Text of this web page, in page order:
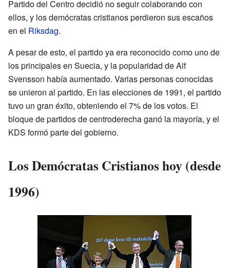
Partido del Centro decidió no seguir colaborando con
ellos, y los demócratas cristianos perdieron sus escaños
en el Riksdag.
A pesar de esto, el partido ya era reconocido como uno de
los principales en Suecia, y la popularidad de Alf
Svensson había aumentado. Varias personas conocidas
se unieron al partido. En las elecciones de 1991, el partido
tuvo un gran éxito, obteniendo el 7% de los votos. El
bloque de partidos de centroderecha ganó la mayoría, y el
KDS formó parte del gobierno.
Los Demócratas Cristianos hoy (desde
1996)